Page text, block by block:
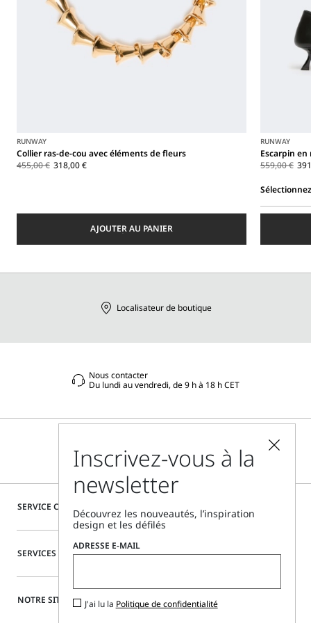
à Reggio Emilia (Italie), Via Giulia Maramotti 4, 42124
RUNWAY
Collier ras-de-cou avec éléments de fleurs
455,00 € 318,00 €
AJOUTER AU PANIER
RUNWAY
Escarpin
559,00 €
SERVICE CLIENTÈLE
SERVICES SPÉCIAUX
NOTRE SITE
Localisateur de boutique
Nous contacter
Du lundi au vendredi, de 9 h à 18 h CET
Inscrivez-vous à la
newsletter
Découvrez les nouveautés, l’inspiration
design et les défilés
ADRESSE E-MAIL
J'ai lu la Politique de confidentialité